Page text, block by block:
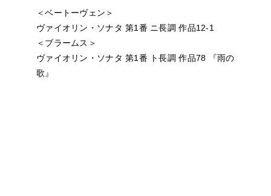
＜ベートーヴェン＞
ヴァイオリン・ソナタ 第1番 ニ長調 作品12-1
＜ブラームス＞
ヴァイオリン・ソナタ 第1番 ト長調 作品78 『雨の
歌』